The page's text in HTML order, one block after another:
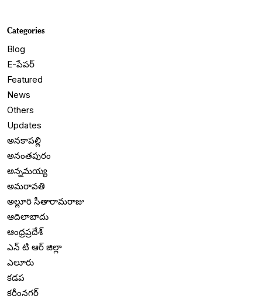
Categories
Blog
E-పేపర్
Featured
News
Others
Updates
అనకాపల్లి
అనంతపురం
అన్నమయ్య
అమరావతి
అల్లూరి సీతారామరాజు
ఆదిలాబాదు
ఆంధ్రప్రదేశ్
ఎన్ టి ఆర్ జిల్లా
ఎలూరు
కడప
కరీంనగర్